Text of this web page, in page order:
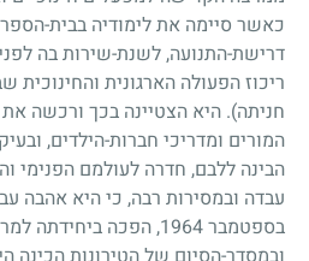
כאשר סיימה את לימודיה בבית-הספר
דרישת-התנועה, לשנת-שירות בה
ריכוז הפעולה הארגונית והחינוכית
חניתה). היא הצטיינה בכך ורכשה
המורים ומדריכי חברות-הילדים,
הבינה ללבם, חדרה לעולמם הפנימי
עבדה ובמסירות רבה, כי היא אהבה
בספטמבר1964, הפכה ביחידתה